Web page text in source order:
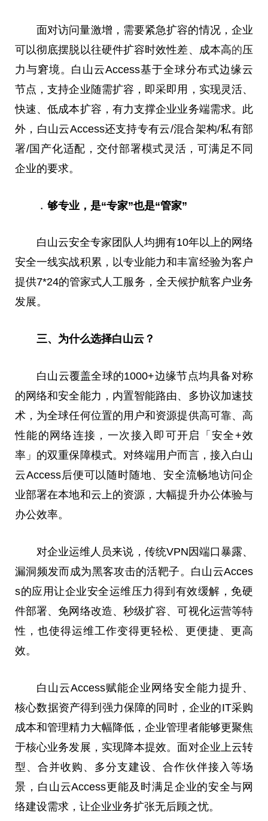
面对访问量激增，需要紧急扩容的情况，企业
可以彻底摆脱以往硬件扩容时效性差、成本高的压
力与窘境。白山云Access基于全球分布式边缘云
节点，支持企业随需扩容，即采即用，实现灵活、
快速、低成本扩容，有力支撑企业业务端需求。此
外，白山云Access还支持专有云/混合架构/私有部
署/国产化适配，交付部署模式灵活，可满足不同
企业的要求。
﹒够专业，是“专家”也是“管家”
白山云安全专家团队人均拥有10年以上的网络
安全一线实战积累，以专业能力和丰富经验为客户
提供7*24的管家式人工服务，全天候护航客户业务
发展。
三、为什么选择白山云？
白山云覆盖全球的1000+边缘节点均具备对称
的网络和安全能力，内置智能路由、多协议加速技
术，为全球任何位置的用户和资源提供高可靠、高
性能的网络连接，一次接入即可开启「安全+效
率」的双重保障模式。对终端用户而言，接入白山
云Access后便可以随时随地、安全流畅地访问企
业部署在本地和云上的资源，大幅提升办公体验与
办公效率。
对企业运维人员来说，传统VPN因端口暴露、
漏洞频发而成为黑客攻击的活靶子。白山云Acces
s的应用让企业安全运维压力得到有效缓解，免硬
件部署、免网络改造、秒级扩容、可视化运营等特
性，也使得运维工作变得更轻松、更便捷、更高
效。
白山云Access赋能企业网络安全能力提升、
核心数据资产得到强力保障的同时，企业的IT采购
成本和管理精力大幅降低，企业管理者能够更聚焦
于核心业务发展，实现降本提效。面对企业上云转
型、合并收购、多分支建设、合作伙伴接入等场
景，白山云Access更能及时满足企业的安全与网
络建设需求，让企业业务扩张无后顾之忧。